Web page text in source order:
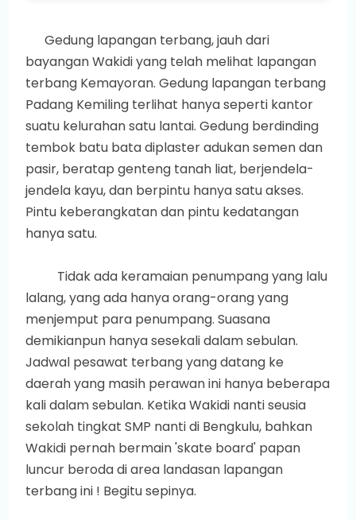
Gedung lapangan terbang, jauh dari
bayangan Wakidi yang telah melihat lapangan
terbang Kemayoran. Gedung lapangan terbang
Padang Kemiling terlihat hanya seperti kantor
suatu kelurahan satu lantai. Gedung berdinding
tembok batu bata diplaster adukan semen dan
pasir, beratap genteng tanah liat, berjendela-
jendela kayu, dan berpintu hanya satu akses.
Pintu keberangkatan dan pintu kedatangan
hanya satu.
Tidak ada keramaian penumpang yang lalu
lalang, yang ada hanya orang-orang yang
menjemput para penumpang. Suasana
demikianpun hanya sesekali dalam sebulan.
Jadwal pesawat terbang yang datang ke
daerah yang masih perawan ini hanya beberapa
kali dalam sebulan. Ketika Wakidi nanti seusia
sekolah tingkat SMP nanti di Bengkulu, bahkan
Wakidi pernah bermain 'skate board' papan
luncur beroda di area landasan lapangan
terbang ini ! Begitu sepinya.